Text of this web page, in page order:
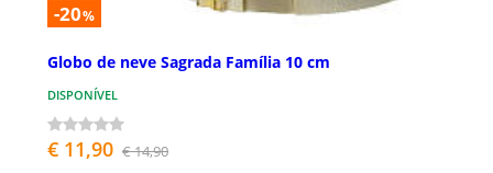
-20%
Globo de neve Sagrada Família 10 cm
DISPONÍVEL
€ 11,90 € 14,90